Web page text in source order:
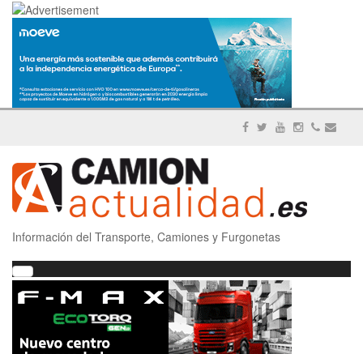
Información del Transporte, Camiones y Furgonetas